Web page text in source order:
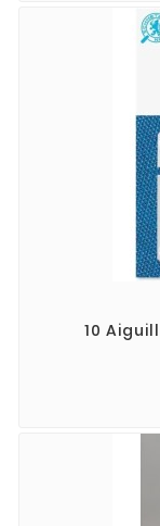
10